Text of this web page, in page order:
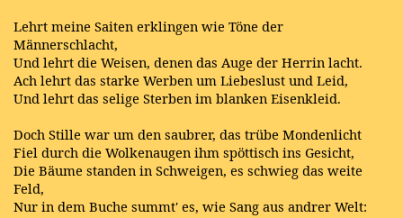
Lehrt meine Saiten erklingen wie Töne der
Männerschlacht,
Und lehrt die Weisen, denen das Auge der Herrin lacht.
Ach lehrt das starke Werben um Liebeslust und Leid,
Und lehrt das selige Sterben im blanken Eisenkleid.
Doch Stille war um den saubrer, das trübe Mondenlicht
Fiel durch die Wolkenaugen ihm spöttisch ins Gesicht,
Die Bäume standen in Schweigen, es schwieg das weite
Feld,
Nur in dem Buche summt' es, wie Sang aus andrer Welt: